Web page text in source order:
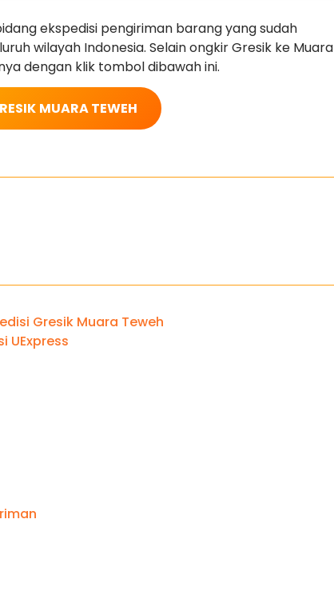
ekspedisi pengiriman barang yang sudah
wilayah Indonesia. Selain ongkir Gresik ke Muara
dengan klik tombol dibawah ini.
MUARA TEWEH
Gresik Muara Teweh
UExpress